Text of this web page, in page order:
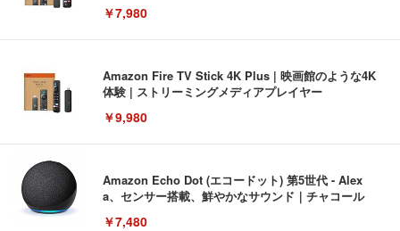
￥7,980
Amazon Fire TV Stick 4K Plus | 映画館のような4K
体験 | ストリーミングメディアプレイヤー
￥9,980
Amazon Echo Dot (エコードット) 第5世代 - Alex
a、センサー搭載、鮮やかなサウンド｜チャコール
￥7,480